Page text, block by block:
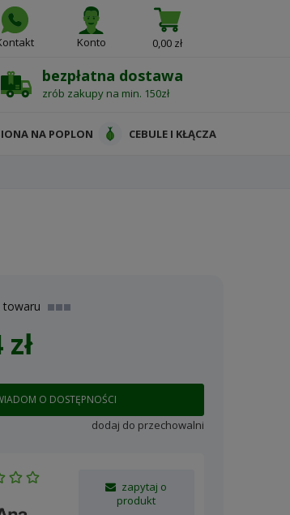
Konto 0,00 zł
bezpłatna dostawa
zrób zakupy na min. 150zł
NA POPLON CEBULE I KŁĄCZA
towaru
O DOSTĘPNOŚCI
dodaj do przechowalni
zapytaj o
produkt